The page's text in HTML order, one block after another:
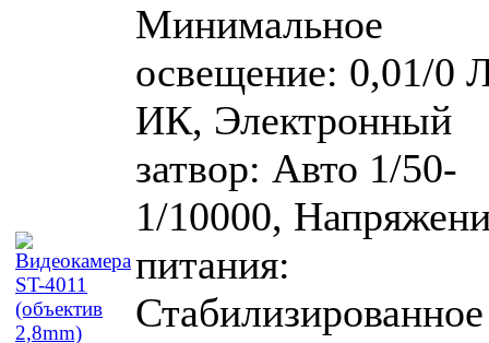
Минимальное
освещение: 0,01/0
ИК, Электронный
затвор: Авто 1/50-
1/10000,
питания:
Стабилизированное